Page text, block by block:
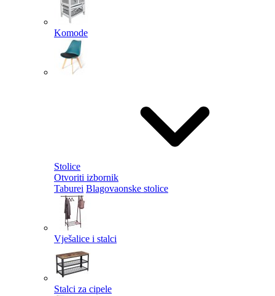
Komode
Stolice
Otvoriti izbornik
Taburei Blagovaonske stolice
Vješalice i stalci
Stalci za cipele